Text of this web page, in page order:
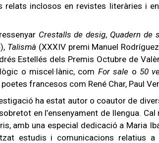
relats inclosos en revistes literàries i
Crestalls de desig, Quadern de
Talismà (XXXIV premi Manuel
Estellés dels Premis Octubre de
o miscel·lànic, com For sale o 50
francesos com René Char, Paul
ha estat autor o coautor de
en l’ensenyament de llengua.
amb una especial dedicació a Maria
estudis i comunicacions relatius